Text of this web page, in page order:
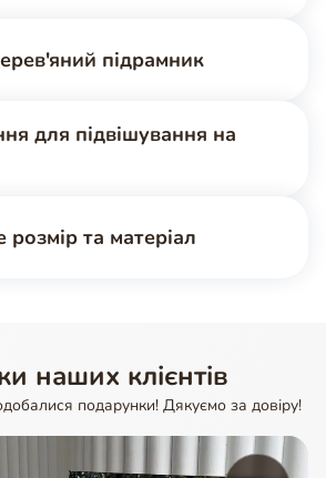
підрамник
для підвішування на
та матеріал
наших клієнтів
подарунки! Дякуємо за довіру!